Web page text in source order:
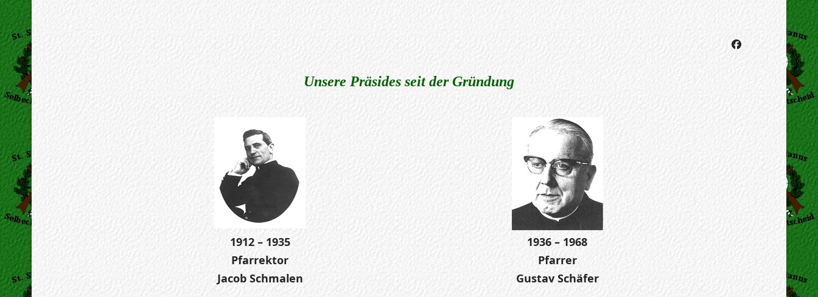
Unsere Präsides seit der Gründung
1912 – 1935
Pfarrektor
Jacob Schmalen
1936 – 1968
Pfarrer
Gustav Schäfer